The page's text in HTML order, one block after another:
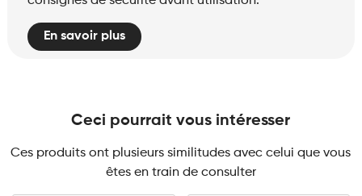
En savoir plus
Ceci pourrait vous intéresser
Ces produits ont plusieurs similitudes avec celui que vous
êtes en train de consulter